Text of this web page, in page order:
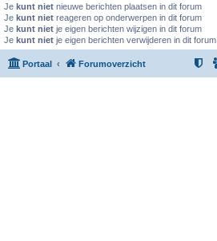
Je kunt niet nieuwe berichten plaatsen in dit forum
Je kunt niet reageren op onderwerpen in dit forum
Je kunt niet je eigen berichten wijzigen in dit forum
Je kunt niet je eigen berichten verwijderen in dit forum
Portaal Forumoverzicht